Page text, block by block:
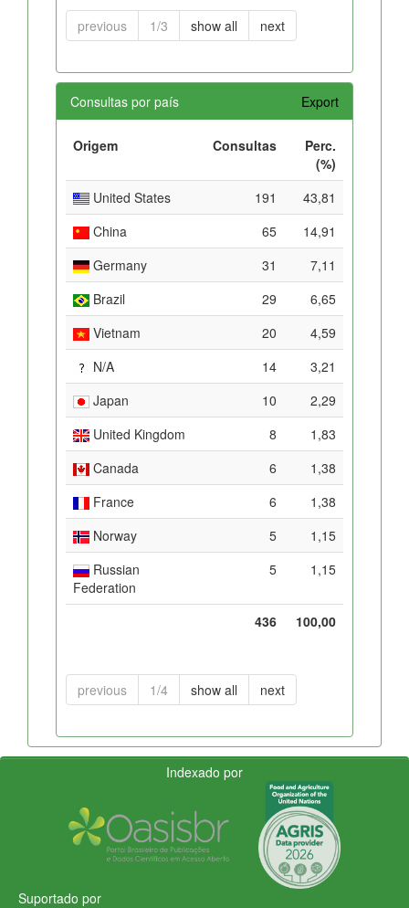
previous 1/3 show all next
Consultas por país Export
Origem Consultas
Perc.
(%)
United States
191
43,81
China
65
14,91
Germany
31
7,11
Brazil
29
6,65
Vietnam
20
4,59
N/A
14
3,21
Japan
10
2,29
United Kingdom
8
1,83
Canada
6
1,38
France
6
1,38
Norway
5
1,15
Russian
Federation
5 1,15
436 100,00
previous 1/4 show all next
Indexado por
Suportado por